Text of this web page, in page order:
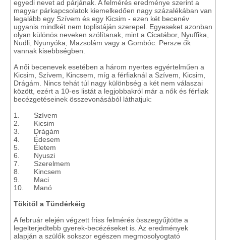
egyedi nevet ad párjának. A felmérés eredménye szerint a
magyar párkapcsolatok kiemelkedően nagy százalékában van
legalább egy Szívem és egy Kicsim - ezen két becenév
ugyanis mindkét nem toplistáján szerepel. Egyeseket azonban
olyan különös neveken szólítanak, mint a Cicatábor, Nyuffika,
Nudli, Nyunyóka, Mazsolám vagy a Gombóc. Persze ők
vannak kisebbségben.
A női becenevek esetében a három nyertes egyértelműen a
Kicsim, Szívem, Kincsem, míg a férfiaknál a Szívem, Kicsim,
Drágám. Nincs tehát túl nagy különbség a két nem válaszai
között, ezért a 10-es listát a legjobbakról már a nők és férfiak
becézgetéseinek összevonásából láthatjuk:
1. Szívem
2. Kicsim
3. Drágám
4. Édesem
5. Életem
6. Nyuszi
7. Szerelmem
8. Kincsem
9. Maci
10. Manó
Tökitől a Tündérkéig
A február elején végzett friss felmérés összegyűjtötte a
legelterjedtebb gyerek-becézéseket is. Az eredmények
alapján a szülők sokszor egészen megmosolyogtató